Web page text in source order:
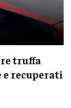
truffa
e recuperati